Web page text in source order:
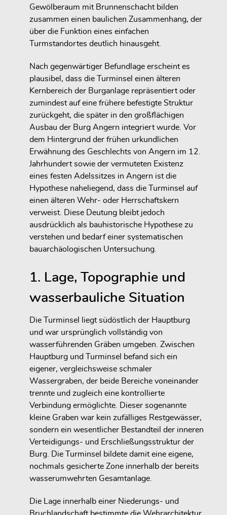
Gewölberaum mit Brunnenschacht bilden
zusammen einen baulichen Zusammenhang, der
über die Funktion eines einfachen
Turmstandortes deutlich hinausgeht.
Nach gegenwärtiger Befundlage erscheint es
plausibel, dass die Turminsel einen älteren
Kernbereich der Burganlage repräsentiert oder
zumindest auf eine frühere befestigte Struktur
zurückgeht, die später in den großflächigen
Ausbau der Burg Angern integriert wurde. Vor
dem Hintergrund der frühen urkundlichen
Erwähnung des Geschlechts von Angern im 12.
Jahrhundert sowie der vermuteten Existenz
eines festen Adelssitzes in Angern ist die
Hypothese naheliegend, dass die Turminsel auf
einen älteren Wehr- oder Herrschaftskern
verweist. Diese Deutung bleibt jedoch
ausdrücklich als bauhistorische Hypothese zu
verstehen und bedarf einer systematischen
bauarchäologischen Untersuchung.
1. Lage, Topographie und
wasserbauliche Situation
Die Turminsel liegt südöstlich der Hauptburg
und war ursprünglich vollständig von
wasserführenden Gräben umgeben. Zwischen
Hauptburg und Turminsel befand sich ein
eigener, vergleichsweise schmaler
Wassergraben, der beide Bereiche voneinander
trennte und zugleich eine kontrollierte
Verbindung ermöglichte. Dieser sogenannte
kleine Graben war kein zufälliges Restgewässer,
sondern ein wesentlicher Bestandteil der inneren
Verteidigungs- und Erschließungsstruktur der
Burg. Die Turminsel bildete damit eine eigene,
nochmals gesicherte Zone innerhalb der bereits
wasserumwehrten Gesamtanlage.
Die Lage innerhalb einer Niederungs- und
Bruchlandschaft bestimmte die Wehrarchitektur